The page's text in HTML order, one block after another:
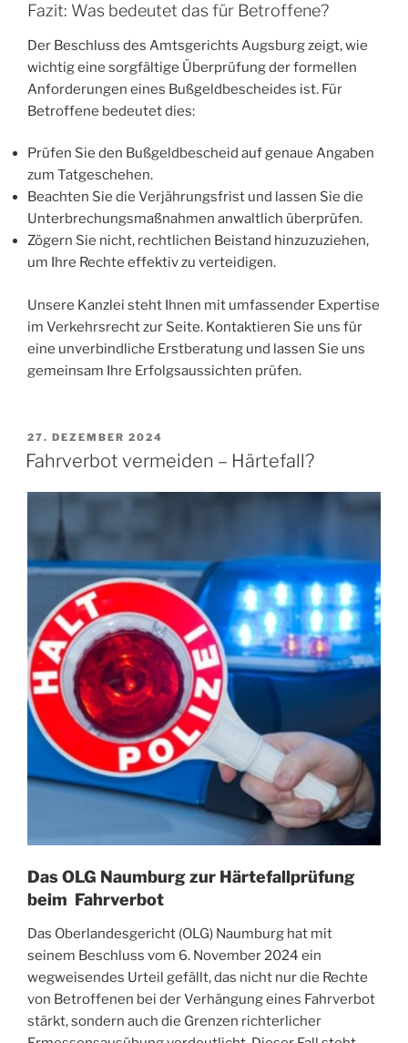
Fazit: Was bedeutet das für Betroffene?
Der Beschluss des Amtsgerichts Augsburg zeigt, wie
wichtig eine sorgfältige Überprüfung der formellen
Anforderungen eines Bußgeldbescheides ist. Für
Betroffene bedeutet dies:
Prüfen Sie den Bußgeldbescheid auf genaue Angaben
zum Tatgeschehen.
Beachten Sie die Verjährungsfrist und lassen Sie die
Unterbrechungsmaßnahmen anwaltlich überprüfen.
Zögern Sie nicht, rechtlichen Beistand hinzuzuziehen,
um Ihre Rechte effektiv zu verteidigen.
Unsere Kanzlei steht Ihnen mit umfassender Expertise
im Verkehrsrecht zur Seite. Kontaktieren Sie uns für
eine unverbindliche Erstberatung und lassen Sie uns
gemeinsam Ihre Erfolgsaussichten prüfen.
VERÖFFENTLICHT
AM
27. DEZEMBER 2024
Fahrverbot vermeiden – Härtefall?
Das OLG Naumburg zur Härtefallprüfung
beim Fahrverbot
Das Oberlandesgericht (OLG) Naumburg hat mit
seinem Beschluss vom 6. November 2024 ein
wegweisendes Urteil gefällt, das nicht nur die Rechte
von Betroffenen bei der Verhängung eines Fahrverbot
stärkt, sondern auch die Grenzen richterlicher